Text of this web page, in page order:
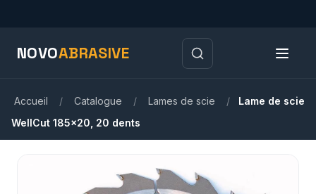
NOVOABRASIVE
Accueil / Catalogue / Lames de scie /
Lame de scie
WellCut 185x20, 20 dents